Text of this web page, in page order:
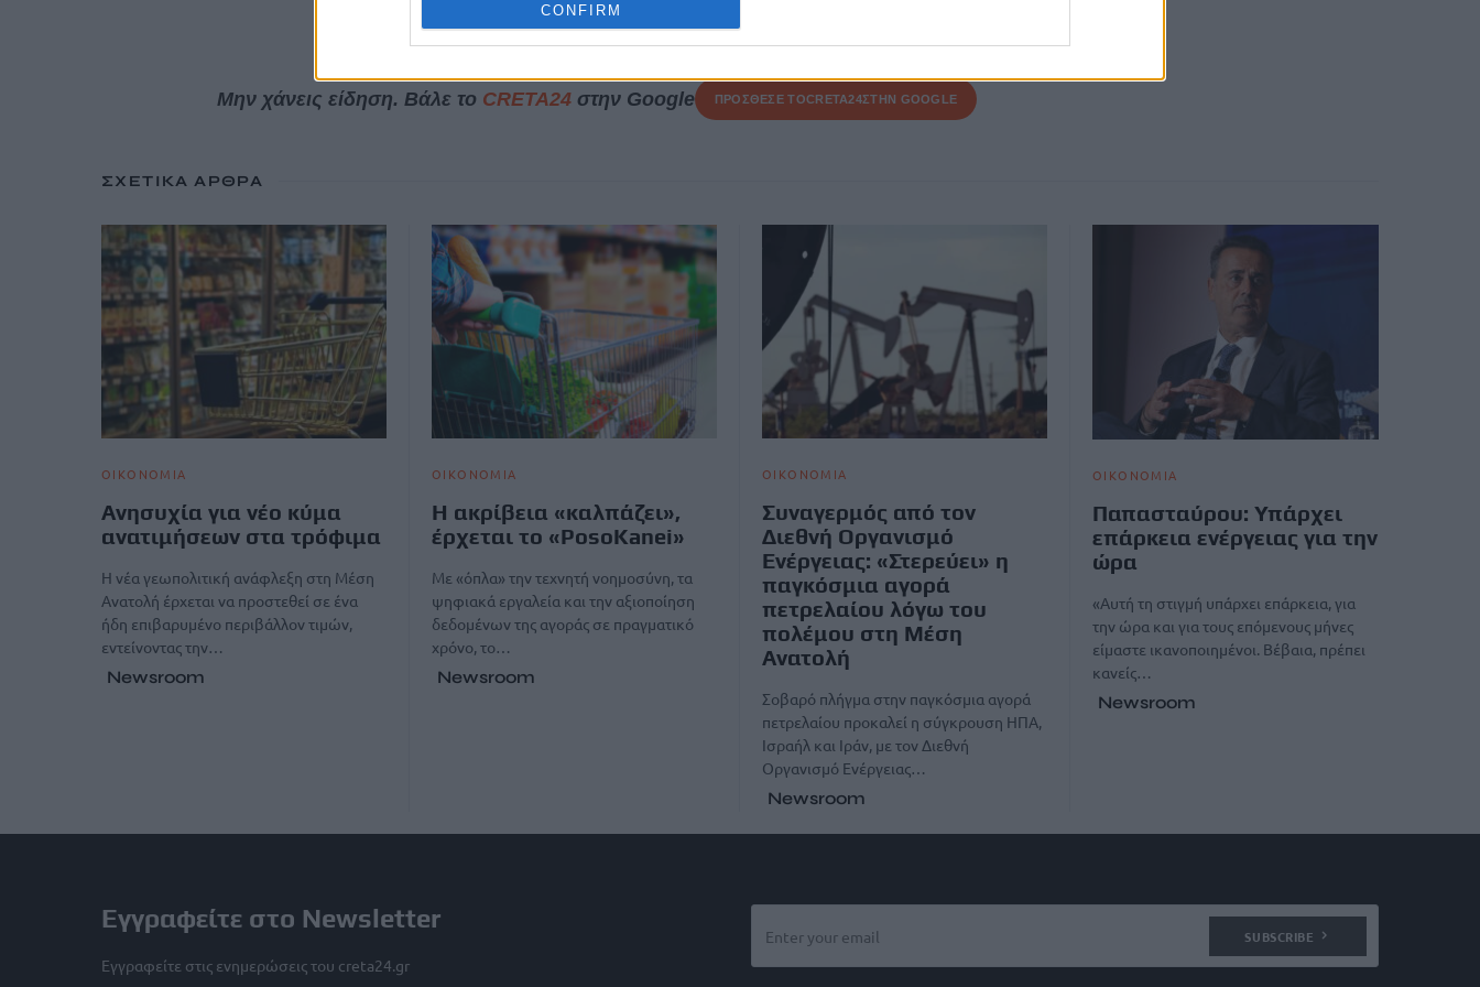
CONFIRM
Μην χάνεις είδηση. Βάλε το CRETA24στην Google ΠΡΟΣΘΕΣΕ ΤΟCRETA24ΣΤΗΝ GOOGLE
ΣΧΕΤΙΚΆ ΆΡΘΡΑ
ΟΙΚΟΝΟΜΙΑ
Ανησυχία για νέο κύμα
ανατιμήσεων στα τρόφιμα
Η νέα γεωπολιτική ανάφλεξη στη Μέση
Ανατολή έρχεται να προστεθεί σε ένα
ήδη επιβαρυμένο περιβάλλον τιμών,
εντείνοντας την…
Newsroom
ΟΙΚΟΝΟΜΙΑ
Η ακρίβεια «καλπάζει»,
έρχεται το «PosoKanei»
Με «όπλα» την τεχνητή νοημοσύνη, τα
ψηφιακά εργαλεία και την αξιοποίηση
δεδομένων της αγοράς σε πραγματικό
χρόνο, το…
Newsroom
ΟΙΚΟΝΟΜΙΑ
Συναγερμός από τον
Διεθνή Οργανισμό
Ενέργειας: «Στερεύει» η
παγκόσμια αγορά
πετρελαίου λόγω του
πολέμου στη Μέση
Ανατολή
Σοβαρό πλήγμα στην παγκόσμια αγορά
πετρελαίου προκαλεί η σύγκρουση ΗΠΑ,
Ισραήλ και Ιράν, με τον Διεθνή
Οργανισμό Ενέργειας…
Newsroom
ΟΙΚΟΝΟΜΙΑ
Παπασταύρου: Υπάρχει
επάρκεια ενέργειας για την
ώρα
«Αυτή τη στιγμή υπάρχει επάρκεια, για
την ώρα και για τους επόμενους μήνες
είμαστε ικανοποιημένοι. Βέβαια, πρέπει
κανείς…
Newsroom
Εγγραφείτε στο Newsletter
Εγγραφείτε στις ενημερώσεις του creta24.gr
SUBSCRIBE